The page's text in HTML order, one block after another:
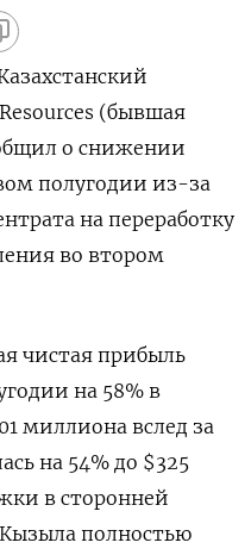
(бывшая
о снижении
полугодии из-за
на переработку
во втором
чистая прибыль
на 58% в
миллиона вслед за
на 54% до $325
в сторонней
полностью